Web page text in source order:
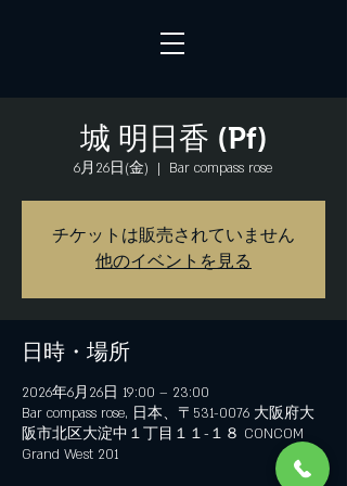
城 明日香 (Pf)
6月26日(金)
  |
Bar compass rose
チケットは販売されていません
他のイベントを見る
日時・場所
2026年6月26日 19:00 – 23:00
Bar compass rose, 日本、〒531-0076 大阪府大
阪市北区大淀中１丁目１１−１８ CONCOM
Grand West 201